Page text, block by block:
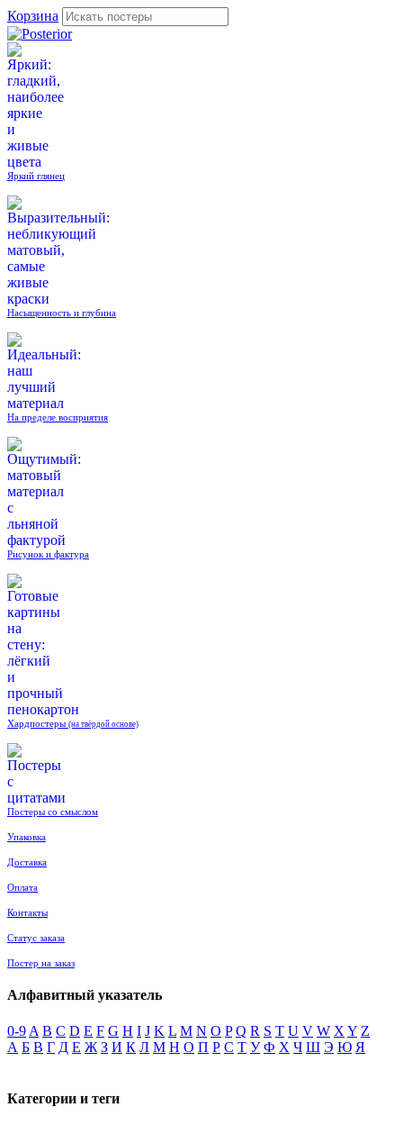
Корзина
Яркий глянец
Насыщенность и глубина
На пределе восприятия
Рисунок и фактура
Хардпостеры (на твёрдой основе)
Постеры со смыслом
Упаковка
Доставка
Оплата
Контакты
Статус заказа
Постер на заказ
Алфавитный указатель
0-9 A B C D E F G H I J K L M N O P Q R S T U V W X Y Z
А Б В Г Д Е Ж З И К Л М Н О П Р С Т У Ф Х Ч Ш Э Ю Я
Категории и теги